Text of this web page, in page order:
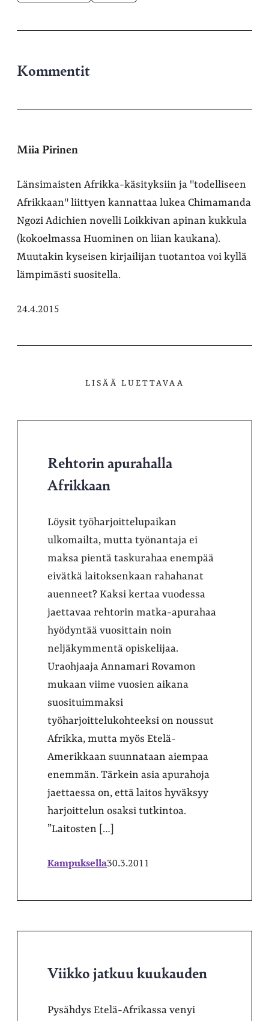
Kommentit
Miia Pirinen
Länsimaisten Afrikka-käsityksiin ja "todelliseen
Afrikkaan" liittyen kannattaa lukea Chimamanda
Ngozi Adichien novelli Loikkivan apinan kukkula
(kokoelmassa Huominen on liian kaukana).
Muutakin kyseisen kirjailijan tuotantoa voi kyllä
lämpimästi suositella.
24.4.2015
LISÄÄ LUETTAVAA
Rehtorin apurahalla
Afrikkaan
Löysit työharjoittelupaikan
ulkomailta, mutta työnantaja ei
maksa pientä taskurahaa enempää
eivätkä laitoksenkaan rahahanat
auenneet? Kaksi kertaa vuodessa
jaettavaa rehtorin matka-apurahaa
hyödyntää vuosittain noin
neljäkymmentä opiskelijaa.
Uraohjaaja Annamari Rovamon
mukaan viime vuosien aikana
suosituimmaksi
työharjoittelukohteeksi on noussut
Afrikka, mutta myös Etelä-
Amerikkaan suunnataan aiempaa
enemmän. Tärkein asia apurahoja
jaettaessa on, että laitos hyväksyy
harjoittelun osaksi tutkintoa.
”Laitosten […]
Kampuksella30.3.2011
Viikko jatkuu kuukauden
Pysähdys Etelä-Afrikassa venyi